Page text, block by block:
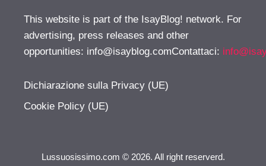
This website is part of the IsayBlog! network. For
advertising, press releases and other
opportunities: info@isayblog.comContattaci:
Dichiarazione sulla Privacy (UE)
Cookie Policy (UE)
Lussuosissimo.com © 2026. All right reserverd.